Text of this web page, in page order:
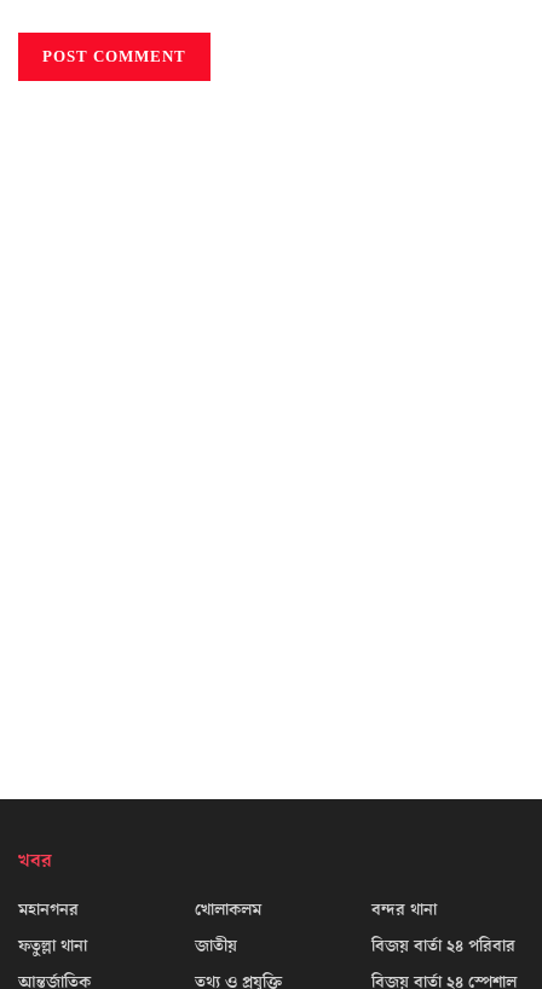
খবর
মহানগনর
ফতুল্লা থানা
আন্তর্জাতিক
খোলাকলম
জাতীয়
তথ্য ও প্রযুক্তি
বন্দর থানা
বিজয় বার্তা ২৪ পরিবার
বিজয় বার্তা ২৪ স্পেশাল